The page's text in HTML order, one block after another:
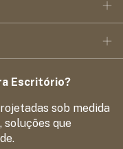
Escritório?
sob medida
soluções que